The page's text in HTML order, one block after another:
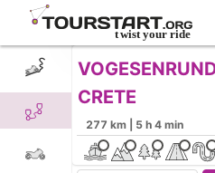
CREATE TOUR
CRETE
277 km | 5 h 4 min